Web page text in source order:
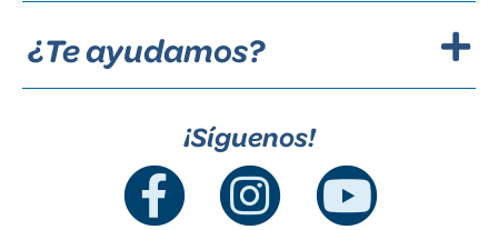
¿Te ayudamos?
¡Síguenos!